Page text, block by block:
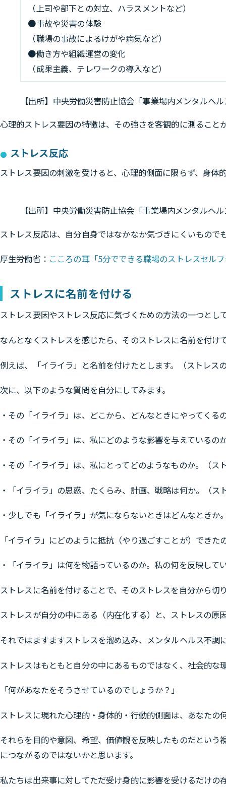
（上司や部下との対立、ハラスメントなど）
●事故や災害の体験
（職場の事故によるけがや病気など）
●働き方や組織運営の変化
（成果主義、テレワークの導入など）
【出所】中央労働災害防止協会「事業場内メンタルヘ
心理的ストレス要因の特徴は、その強さを客観的に測ること
ストレス反応
ストレス要因の刺激を受けると、心理的側面に限らず、身
【出所】中央労働災害防止協会「事業場内メンタルヘ
ストレス反応は、自分自身ではなかなか気づきにくいもの
厚生労働省： こころの耳「5分でできる職場のストレスセル
ストレスに名前を付ける
ストレス要因やストレス反応に気づくための方法の一つと
なんとなくストレスを感じたら、そのストレスに名前を付け
例えば、「イライラ」と名前を付けたとします。（ストレス
次に、以下のような質問を自分にしてみます。
・その「イライラ」は、どこから、どんなときにやってくる
・その「イライラ」は、私にどのような影響を与えているの
・その「イライラ」は、私にとってどのようなものか。（ス
・「イライラ」の思惑、たくらみ、計画、戦略は何か。（ス
・少しでも「イライラ」が気にならないときはどんなときか
「イライラ」にどのように抵抗（やり過ごすことが）でき
・「イライラ」は何を物語っているのか。私の何を反映して
ストレスに名前を付けることで、そのストレスを自分から切
ストレスが自分の中にある（内在化する）と、ストレスの
それではますますストレスを溜め込み、メンタルヘルス不調
ストレスはもともと自分の中にあるものではなく、社会的
「何があなたをそうさせているのでしょうか？」
ストレスに現れた心理的・身体的・行動的側面は、あなたの
それらを目的や意図、希望、価値観を反映したものだとい
につながるのではないかと思います。
私たちは出来事に対してただ受け身的に影響を受けるだけの